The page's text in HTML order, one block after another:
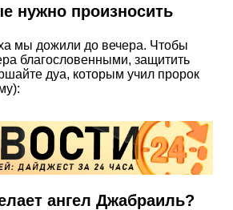
нужно произносить
мы дожили до вечера. Чтобы
благословенными, защитить
дуа, которым учил пророк
ангел Джабраиль?